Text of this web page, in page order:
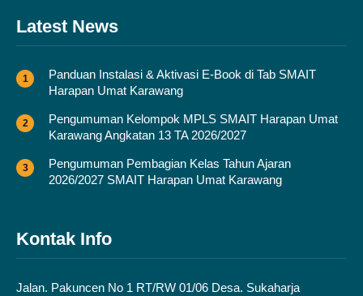
Latest News
Panduan Instalasi & Aktivasi E-Book di Tab SMAIT
Harapan Umat Karawang
Pengumuman Kelompok MPLS SMAIT Harapan Umat
Karawang Angkatan 13 TA 2026/2027
Pengumuman Pembagian Kelas Tahun Ajaran
2026/2027 SMAIT Harapan Umat Karawang
Kontak Info
Jalan. Pakuncen No 1 RT/RW 01/06 Desa. Sukaharja